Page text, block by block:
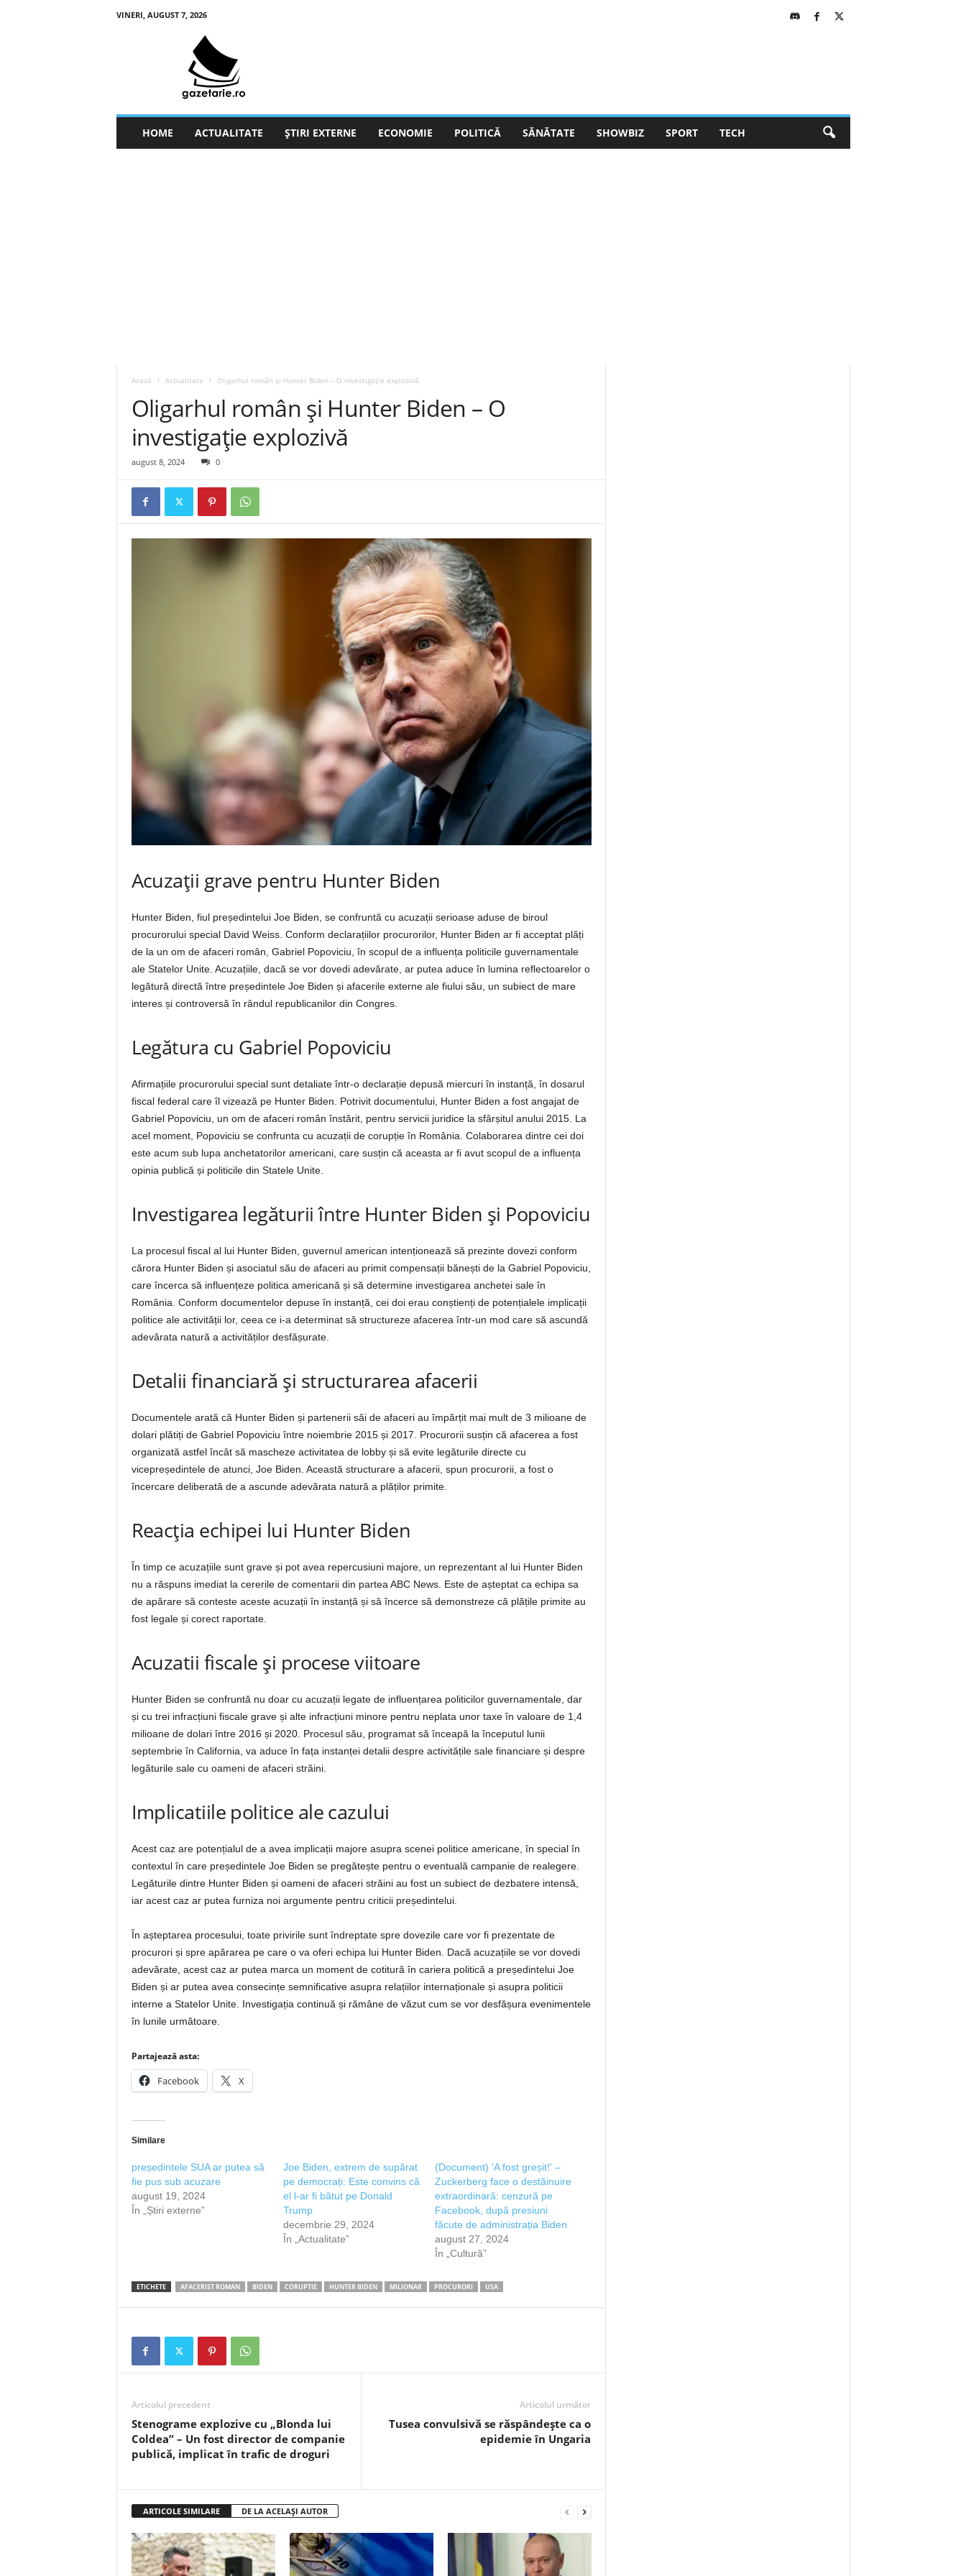
VINERI, AUGUST 7, 2026
HOME ACTUALITATE ȘTIRI EXTERNE ECONOMIE POLITICĂ SĂNĂTATE SHOWBIZ SPORT TECH
Acasă Actualitate Oligarhul român și Hunter Biden – O investigație explozivă
Oligarhul român și Hunter Biden – O
investigație explozivă
august 8, 2024 0
Acuzații grave pentru Hunter Biden
Hunter Biden, fiul președintelui Joe Biden, se confruntă cu acuzații serioase aduse de biroul
procurorului special David Weiss. Conform declarațiilor procurorilor, Hunter Biden ar fi acceptat plăți
de la un om de afaceri român, Gabriel Popoviciu, în scopul de a influența politicile guvernamentale
ale Statelor Unite. Acuzațiile, dacă se vor dovedi adevărate, ar putea aduce în lumina reflectoarelor o
legătură directă între președintele Joe Biden și afacerile externe ale fiului său, un subiect de mare
interes și controversă în rândul republicanilor din Congres.
Legătura cu Gabriel Popoviciu
Afirmațiile procurorului special sunt detaliate într-o declarație depusă miercuri în instanță, în dosarul
fiscal federal care îl vizează pe Hunter Biden. Potrivit documentului, Hunter Biden a fost angajat de
Gabriel Popoviciu, un om de afaceri român înstărit, pentru servicii juridice la sfârșitul anului 2015. La
acel moment, Popoviciu se confrunta cu acuzații de corupție în România. Colaborarea dintre cei doi
este acum sub lupa anchetatorilor americani, care susțin că aceasta ar fi avut scopul de a influența
opinia publică și politicile din Statele Unite.
Investigarea legăturii între Hunter Biden și Popoviciu
La procesul fiscal al lui Hunter Biden, guvernul american intenționează să prezinte dovezi conform
cărora Hunter Biden și asociatul său de afaceri au primit compensații bănești de la Gabriel Popoviciu,
care încerca să influențeze politica americană și să determine investigarea anchetei sale în
România. Conform documentelor depuse în instanță, cei doi erau conștienți de potențialele implicații
politice ale activității lor, ceea ce i-a determinat să structureze afacerea într-un mod care să ascundă
adevărata natură a activităților desfășurate.
Detalii financiară și structurarea afacerii
Documentele arată că Hunter Biden și partenerii săi de afaceri au împărțit mai mult de 3 milioane de
dolari plătiți de Gabriel Popoviciu între noiembrie 2015 și 2017. Procurorii susțin că afacerea a fost
organizată astfel încât să mascheze activitatea de lobby și să evite legăturile directe cu
vicepreședintele de atunci, Joe Biden. Această structurare a afacerii, spun procurorii, a fost o
încercare deliberată de a ascunde adevărata natură a plăților primite.
Reacția echipei lui Hunter Biden
În timp ce acuzațiile sunt grave și pot avea repercusiuni majore, un reprezentant al lui Hunter Biden
nu a răspuns imediat la cererile de comentarii din partea ABC News. Este de așteptat ca echipa sa
de apărare să conteste aceste acuzații în instanță și să încerce să demonstreze că plățile primite au
fost legale și corect raportate.
Acuzatii fiscale și procese viitoare
Hunter Biden se confruntă nu doar cu acuzații legate de influențarea politicilor guvernamentale, dar
și cu trei infracțiuni fiscale grave și alte infracțiuni minore pentru neplata unor taxe în valoare de 1,4
milioane de dolari între 2016 și 2020. Procesul său, programat să înceapă la începutul lunii
septembrie în California, va aduce în fața instanței detalii despre activitățile sale financiare și despre
legăturile sale cu oameni de afaceri străini.
Implicatiile politice ale cazului
Acest caz are potențialul de a avea implicații majore asupra scenei politice americane, în special în
contextul în care președintele Joe Biden se pregătește pentru o eventuală campanie de realegere.
Legăturile dintre Hunter Biden și oameni de afaceri străini au fost un subiect de dezbatere intensă,
iar acest caz ar putea furniza noi argumente pentru criticii președintelui.
În așteptarea procesului, toate privirile sunt îndreptate spre dovezile care vor fi prezentate de
procurori și spre apărarea pe care o va oferi echipa lui Hunter Biden. Dacă acuzațiile se vor dovedi
adevărate, acest caz ar putea marca un moment de cotitură în cariera politică a președintelui Joe
Biden și ar putea avea consecințe semnificative asupra relațiilor internaționale și asupra politicii
interne a Statelor Unite. Investigația continuă și rămâne de văzut cum se vor desfășura evenimentele
în lunile următoare.
Partajează asta:
Facebook X
Similare
președintele SUA ar putea să
fie pus sub acuzare
august 19, 2024
În „Știri externe”
Joe Biden, extrem de supărat
pe democrați: Este convins că
el l-ar fi bătut pe Donald
Trump
decembrie 29, 2024
În „Actualitate”
(Document) 'A fost greșit!' –
Zuckerberg face o destăinuire
extraordinară: cenzură pe
Facebook, după presiuni
făcute de administrația Biden
august 27, 2024
În „Cultură”
ETICHETE AFACERIST ROMAN BIDEN CORUPTIE HUNTER BIDEN MILIONAR PROCURORI USA
Articolul precedent
Stenograme explozive cu „Blonda lui
Coldea” – Un fost director de companie
publică, implicat în trafic de droguri
Articolul următor
Tusea convulsivă se răspândește ca o
epidemie în Ungaria
ARTICOLE SIMILARE DE LA ACELAȘI AUTOR